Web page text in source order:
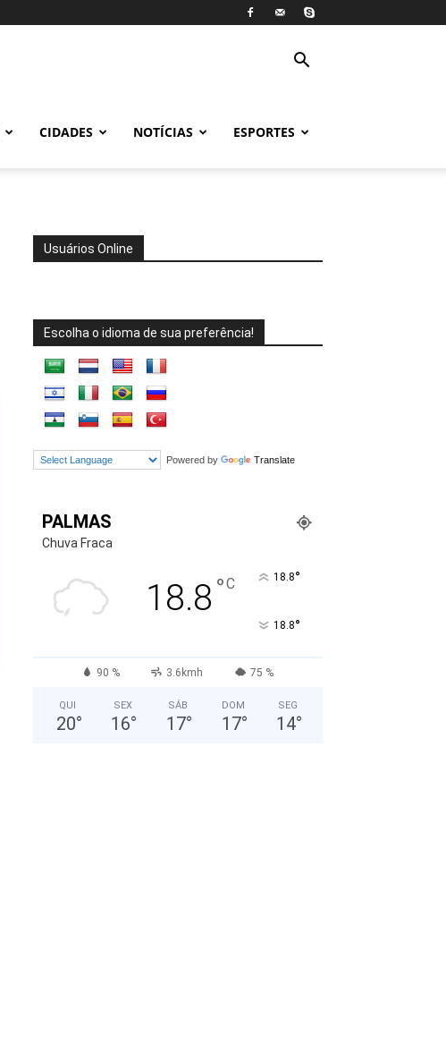
CIDADES NOTÍCIAS ESPORTES
Usuários Online
Escolha o idioma de sua preferência!
Powered by Translate
PALMAS
Chuva Fraca
18.8 °C 18.8°
18.8°
90 % 3.6kmh 75 %
QUI
20°
SEX
16°
SÁB
17°
DOM
17°
SEG
14°